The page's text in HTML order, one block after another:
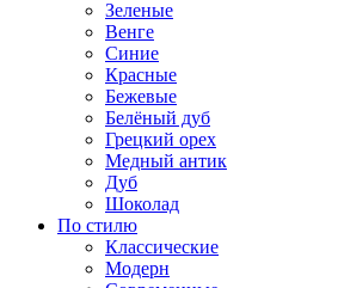
Зеленые
Венге
Синие
Красные
Бежевые
Белёный дуб
Грецкий орех
Медный антик
Дуб
Шоколад
По стилю
Классические
Модерн